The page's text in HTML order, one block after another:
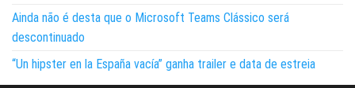
Ainda não é desta que o Microsoft Teams Clássico será
descontinuado
“Un hipster en la España vacía” ganha trailer e data de estreia